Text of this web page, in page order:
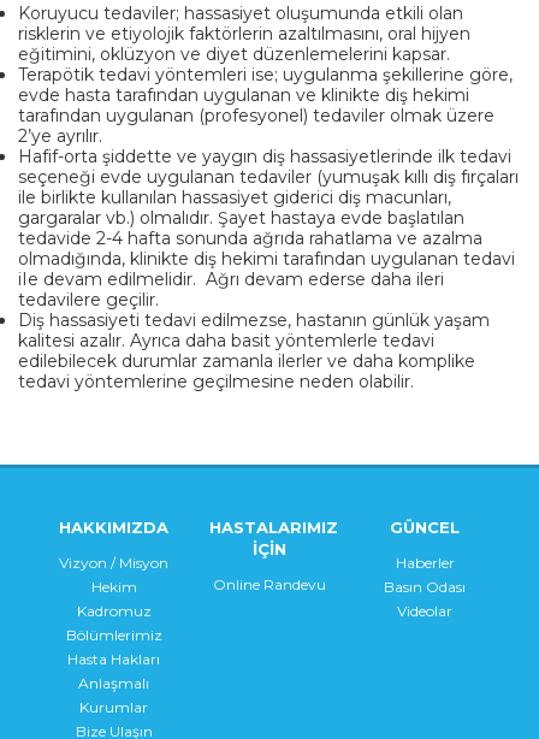
Koruyucu tedaviler; hassasiyet oluşumunda etkili olan
risklerin ve etiyolojik faktörlerin azaltılmasını, oral hijyen
eğitimini, oklüzyon ve diyet düzenlemelerini kapsar.
Terapötik tedavi yöntemleri ise; uygulanma şekillerine göre,
evde hasta tarafından uygulanan ve klinikte diş hekimi
tarafından uygulanan (profesyonel) tedaviler olmak üzere
2’ye ayrılır.
Hafif-orta şiddette ve yaygın diş hassasiyetlerinde ilk tedavi
seçeneği evde uygulanan tedaviler (yumuşak kıllı diş fırçaları
ile birlikte kullanılan hassasiyet giderici diş macunları,
gargaralar vb.) olmalıdır. Şayet hastaya evde başlatılan
tedavide 2-4 hafta sonunda ağrıda rahatlama ve azalma
olmadığında, klinikte diş hekimi tarafından uygulanan tedavi
iIe devam edilmelidir. Ağrı devam ederse daha ileri
tedavilere geçilir.
Diş hassasiyeti tedavi edilmezse, hastanın günlük yaşam
kalitesi azalır. Ayrıca daha basit yöntemlerle tedavi
edilebilecek durumlar zamanla ilerler ve daha komplike
tedavi yöntemlerine geçilmesine neden olabilir.
HAKKIMIZDA
Vizyon / Misyon
Hekim
Kadromuz
Bölümlerimiz
Hasta Hakları
Anlaşmalı
Kurumlar
Bize Ulaşın
HASTALARIMIZ
İÇİN
Online Randevu
GÜNCEL
Haberler
Basın Odası
Videolar